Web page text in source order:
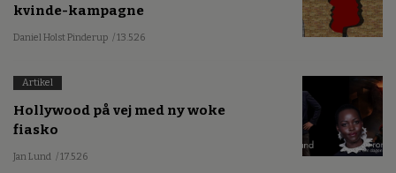
kvinde-kampagne
Daniel Holst Pinderup / 13.5.26
Artikel
Hollywood på vej med ny woke
fiasko
Jan Lund / 17.5.26